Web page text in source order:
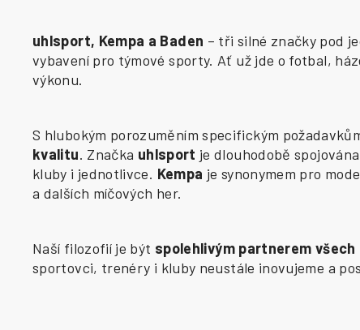
uhlsport, Kempa a Baden – tři silné značky pod
vybavení pro týmové sporty. Ať už jde o fotbal,
výkonu.
S hlubokým porozuměním specifickým
kvalitu. Značka uhlsport je dlouhodobě
kluby i jednotlivce. Kempa je synonymem pro
a dalších míčových her.
Naší filozofií je být spolehlivým partnerem
sportovci, trenéry i kluby neustále inovujeme a